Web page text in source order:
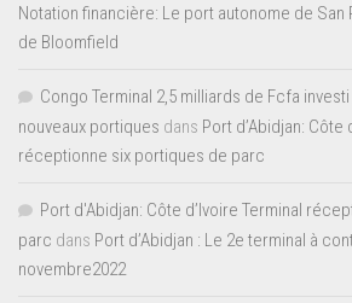
Notation financière: Le port autonome de San
de Bloomfield
Congo Terminal 2,5 milliards de Fcfa
nouveaux portiques dans Port d’Abidjan: Côte
réceptionne six portiques de parc
Port d'Abidjan: Côte d’Ivoire Terminal
parc dans Port d’Abidjan : Le 2e terminal à
novembre2022